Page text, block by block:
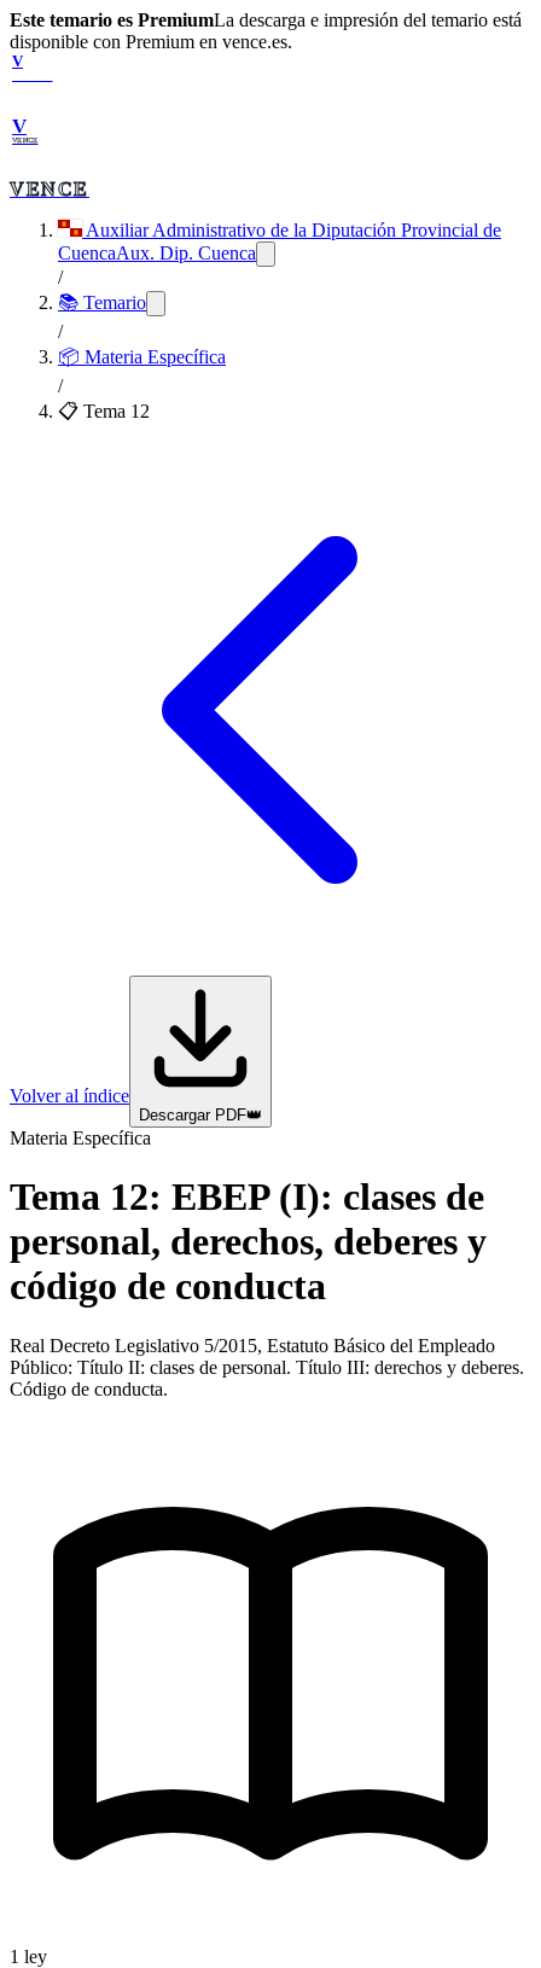
Este temario es PremiumLa descarga e impresión del temario está
disponible con Premium en vence.es.
V
V
VENCE
VENCE
Auxiliar Administrativo de la Diputación Provincial de
CuencaAux. Dip. Cuenca
/
📚 Temario
/
📦 Materia Específica
/
📋 Tema 12
Volver al índice
Descargar PDF👑
Materia Específica
Tema 12: EBEP (I): clases de
personal, derechos, deberes y
código de conducta
Real Decreto Legislativo 5/2015, Estatuto Básico del Empleado
Público: Título II: clases de personal. Título III: derechos y deberes.
Código de conducta.
1 ley